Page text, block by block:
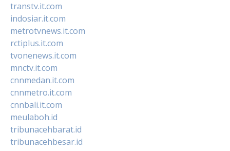
transtv.it.com
indosiar.it.com
metrotvnews.it.com
rctiplus.it.com
tvonenews.it.com
mnctv.it.com
cnnmedan.it.com
cnnmetro.it.com
cnnbali.it.com
meulaboh.id
tribunacehbarat.id
tribunacehbesar.id